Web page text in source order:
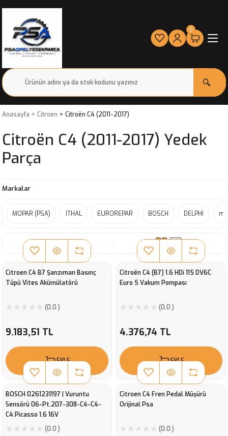
0
Anasayfa Citroen Citroën C4 (2011-2017)
Citroën C4 (2011-2017) Yedek
Parça
Markalar
MOPAR (PSA) İTHAL EUROREPAR BOSCH DELPHİ
Citroen C4 B7 Şanzıman Basınç
Tüpü Vites Akümülatörü
(0.0 )
9.183,51 TL
EKLE
Citroën C4 (B7) 1.6 HDi 115 DV6C
Euro 5 Vakum Pompası
(0.0 )
4.376,74 TL
EKLE
BOSCH 0261231197 | Vuruntu
Sensörü 06-Pt.207-308-C4-C4-
C4.Picasso 1.6 16V
(0.0 )
Citroen C4 Fren Pedal Müşürü
Orijinal Psa
(0.0 )